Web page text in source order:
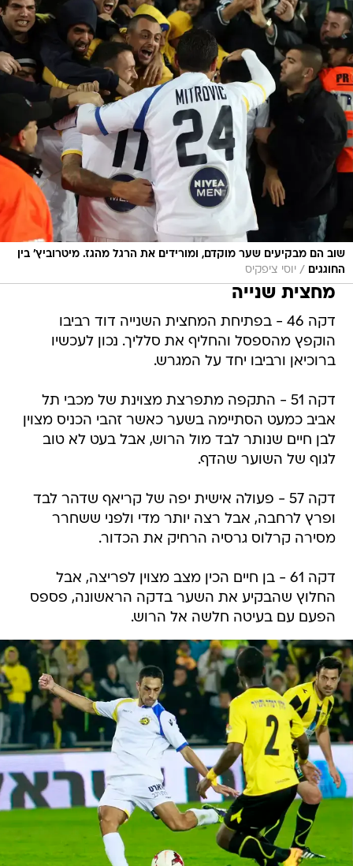
שוב הם מבקיעים שער מוקדם, ומורידים את הרגל מהגז. מיטרוביץ' בין
החוגגים
/ יוסי ציפקיס
מחצית שנייה
דקה 46 - בפתיחת המחצית השנייה דוד רביבו
הוקפץ מהספסל והחליף את סלליך. נכון לעכשיו
ברוכיאן ורביבו יחד על המגרש.
דקה 51 - התקפה מתפרצת מצוינת של מכבי תל
אביב כמעט הסתיימה בשער כאשר זהבי הכניס מצוין
לבן חיים שנותר לבד מול הרוש, אבל בעט לא טוב
לגוף של השוער שהדף.
דקה 57 - פעולה אישית יפה של קריאף שדהר לבד
ופרץ לרחבה, אבל רצה יותר מדי ולפני ששחרר
מסירה קרלוס גרסיה הרחיק את הכדור.
דקה 61 - בן חיים הכין מצב מצוין לפריצה, אבל
החלוץ שהבקיע את השער בדקה הראשונה, פספס
הפעם עם בעיטה חלשה אל הרוש.